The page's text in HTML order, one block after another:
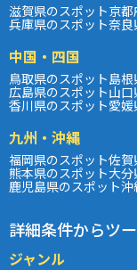
滋賀県のスポット京都
兵庫県のスポット奈良
中国・四国
鳥取県のスポット島根
広島県のスポット山口
香川県のスポット愛媛
九州・沖縄
福岡県のスポット佐賀
熊本県のスポット大分
鹿児島県のスポット沖
詳細条件からツ
ジャンル